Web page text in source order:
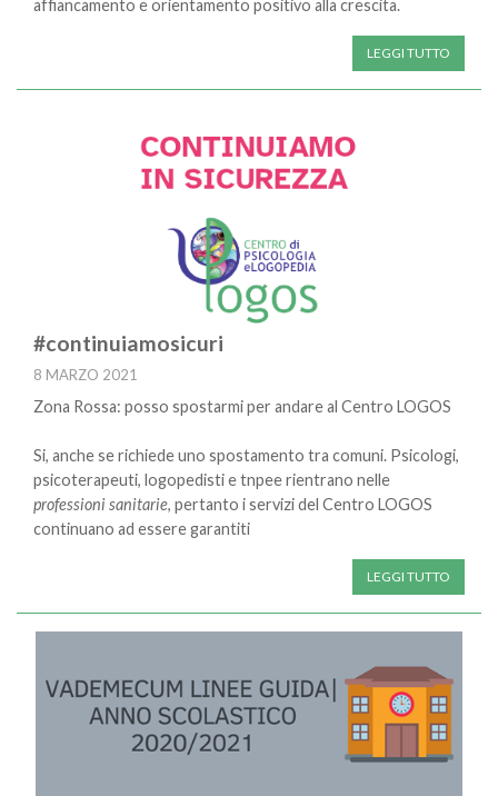
affiancamento e orientamento positivo alla crescita.
LEGGI TUTTO
#continuiamosicuri
8 MARZO 2021
Zona Rossa: posso spostarmi per andare al Centro LOGOS
Si, anche se richiede uno spostamento tra comuni. Psicologi,
psicoterapeuti, logopedisti e tnpee rientrano nelle
professioni sanitarie, pertanto i servizi del Centro LOGOS
continuano ad essere garantiti
LEGGI TUTTO